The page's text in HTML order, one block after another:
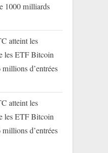
1000 milliards
atteint les
les ETF Bitcoin
d’entrées
atteint les
les ETF Bitcoin
d’entrées